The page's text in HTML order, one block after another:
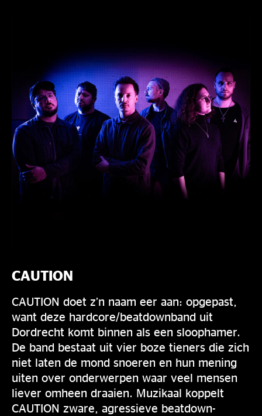
CAUTION
CAUTION doet z’n naam eer aan: opgepast,
want deze hardcore/beatdownband uit
Dordrecht komt binnen als een sloophamer.
De band bestaat uit vier boze tieners die zich
niet laten de mond snoeren en hun mening
uiten over onderwerpen waar veel mensen
liever omheen draaien. Muzikaal koppelt
CAUTION zware, agressieve beatdown-